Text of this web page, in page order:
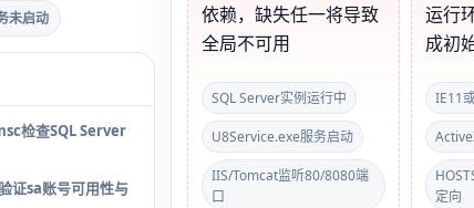
未启动
检查SQL Server
证sa账号可用性与
依赖，缺失任一将导致
全局不可用
SQL Server实例运行中
U8Service.exe服务启动
IIS/Tomcat监听80/8080端
口
运行
成初
IE11
定向